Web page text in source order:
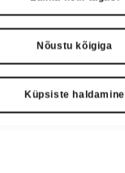
Nõustu kõigiga
Küpsiste haldamine